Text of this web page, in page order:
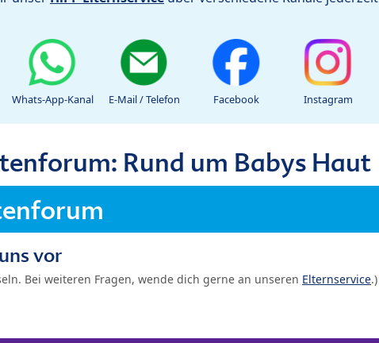
Whats-App-Kanal E-Mail / Telefon Facebook Instagram
Rund um Babys Haut
vor
Bei weiteren Fragen, wende dich gerne an unseren Elternservice.)